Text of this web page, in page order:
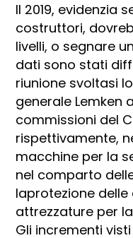
Il 2019, evidenzia
costruttori,
livelli, o segnare
dati sono stati
riunione svoltasi
generale Lemken
commissioni del
rispettivamente,
macchine per la
nel comparto
laprotezione
attrezzature per
Gli incrementi